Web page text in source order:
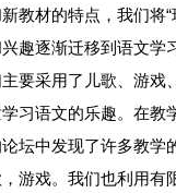
教材的特点，我们将
趣逐渐迁移到语文学
要采用了儿歌、游戏
习语文的乐趣。在教
坛中发现了许多教学
游戏。我们也利用有